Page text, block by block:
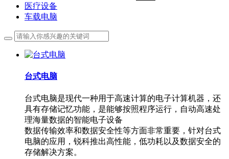
医疗设备
车载电脑
台式电脑
台式电脑是现代一种用于高速计算的电子计算机器，还
具有存储记忆功能，是能够按照程序运行，自动高速处
理海量数据的智能电子设备
数据传输效率和数据安全性等方面非常重要，针对台式
电脑的应用，锐科推出高性能，低功耗以及数据安全的
存储解决方案。